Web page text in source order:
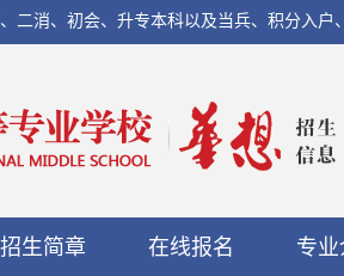
二消、初会、升专本科以及当兵、积分入
招生简章 在线报名 专业